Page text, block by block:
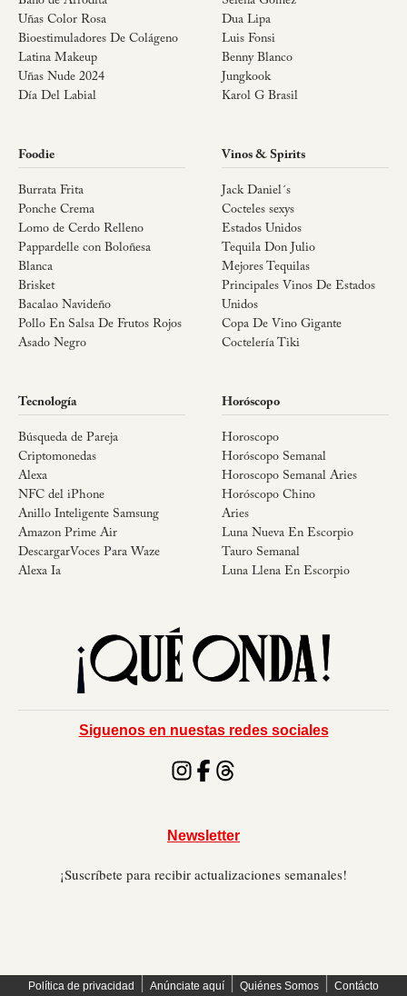
Uñas Color Rosa
Bioestimuladores De Colágeno
Latina Makeup
Uñas Nude 2024
Día Del Labial
Dua Lipa
Luis Fonsi
Benny Blanco
Jungkook
Karol G Brasil
Foodie
Burrata Frita
Ponche Crema
Lomo de Cerdo Relleno
Pappardelle con Boloñesa
Blanca
Brisket
Bacalao Navideño
Pollo En Salsa De Frutos Rojos
Asado Negro
Vinos & Spirits
Jack Daniel´s
Cocteles sexys
Estados Unidos
Tequila Don Julio
Mejores Tequilas
Principales Vinos De Estados
Unidos
Copa De Vino Gigante
Coctelería Tiki
Tecnología
Búsqueda de Pareja
Criptomonedas
Alexa
NFC del iPhone
Anillo Inteligente Samsung
Amazon Prime Air
DescargarVoces Para Waze
Alexa Ia
Horóscopo
Horoscopo
Horóscopo Semanal
Horoscopo Semanal Aries
Horóscopo Chino
Aries
Luna Nueva En Escorpio
Tauro Semanal
Luna Llena En Escorpio
Siguenos en nuestas redes sociales
Newsletter
¡Suscríbete para recibir actualizaciones semanales!
Política de privacidad Anúnciate aquí Quiénes Somos Contácto